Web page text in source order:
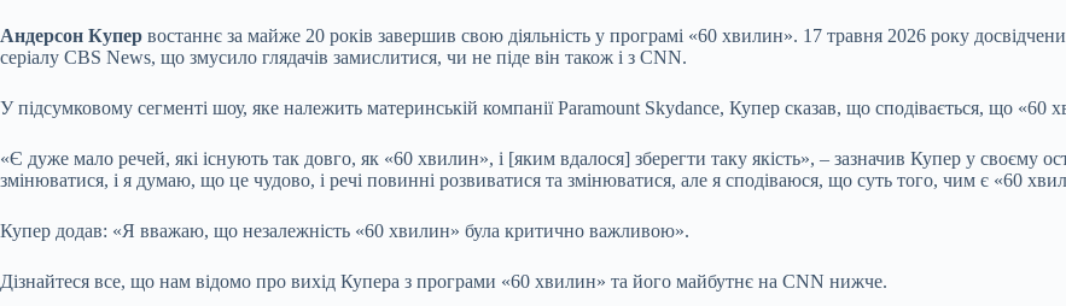
Андерсон Купер востаннє за майже 20 років завершив свою діяльність у програмі «60 хвилин». 17 травня 2026 року
серіалу CBS News, що змусило глядачів замислитися, чи не піде він також і з CNN.
У підсумковому сегменті шоу, яке належить материнській компанії Paramount Skydance, Купер сказав, що сподівається, що «60
«Є дуже мало речей, які існують так довго, як «60 хвилин», і [яким вдалося] зберегти таку якість», – зазначив Купер у своєму
змінюватися, і я думаю, що це чудово, і речі повинні розвиватися та змінюватися, але я сподіваюся, що суть того, чим є «60
Купер додав: «Я вважаю, що незалежність «60 хвилин» була критично важливою».
Дізнайтеся все, що нам відомо про вихід Купера з програми «60 хвилин» та його майбутнє на CNN нижче.